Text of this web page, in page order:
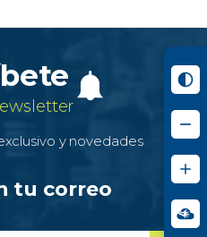
y novedades
tu correo